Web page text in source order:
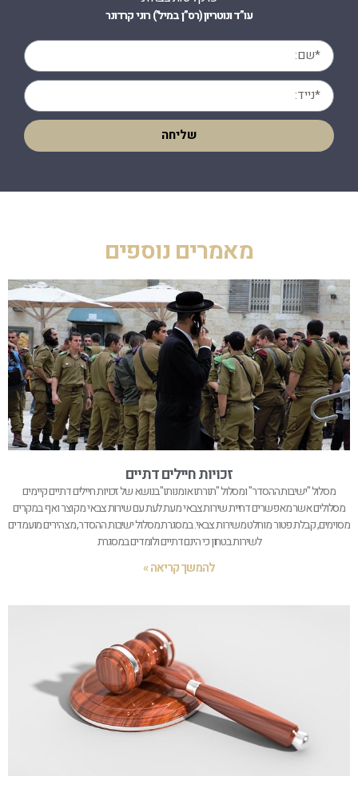
עו”ד ונוטריון (רס”ן במיל’) רוני קרדונר
שליחה
מאמרים נוספים
זכויות חיילים דתיים
מסלול "ישיבות ההסדר" ומסלול "תורתו אומנותו" בנושא של זכויות חיילים דתיים קיימים
מסלולים אשר מאפשרים דחיית שירות צבאי מעת לעת עם שירות צבאי מקוצר ואף במקרים
מסוימים, קבלת פטור מוחלט משירות צבאי. במסגרת מסלול ישיבות ההסדר, מצהירים מועמדים
לשירות בטחון כי הינם דתיים ולומדים במסגרת
להמשך קריאה »